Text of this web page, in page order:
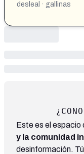
desleal · gallinas
Este es el espacio
y la comunidad
desinformación.